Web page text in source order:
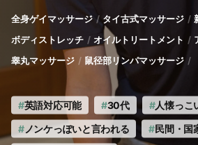
全身ゲイマッサージ タイ古式マッサージ
ボディストレッチ
オイルトリートメント
睾丸マッサージ
鼠径部リンパマッサージ
英語対応可能 30代
人懐っこ
ノンケっぽいと言われる
民間・国